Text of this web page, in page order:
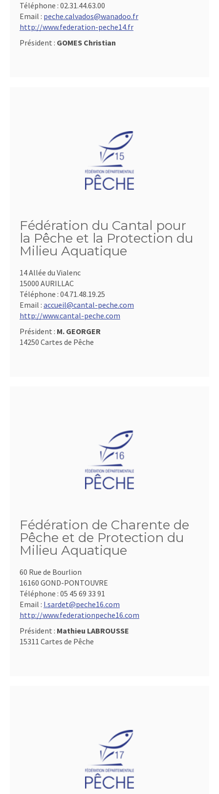
Téléphone : 02.31.44.63.00
Email : peche.calvados@wanadoo.fr
http://www.federation-peche14.fr
Président : GOMES Christian
Fédération du Cantal pour
la Pêche et la Protection du
Milieu Aquatique
14 Allée du Vialenc
15000 AURILLAC
Téléphone : 04.71.48.19.25
Email : accueil@cantal-peche.com
http://www.cantal-peche.com
Président : M. GEORGER
14250 Cartes de Pêche
Fédération de Charente de
Pêche et de Protection du
Milieu Aquatique
60 Rue de Bourlion
16160 GOND-PONTOUVRE
Téléphone : 05 45 69 33 91
Email : l.sardet@peche16.com
http://www.federationpeche16.com
Président : Mathieu LABROUSSE
15311 Cartes de Pêche